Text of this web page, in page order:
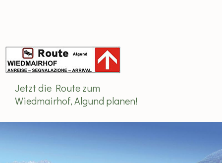
Jetzt die Route zum
Wiedmairhof, Algund planen!